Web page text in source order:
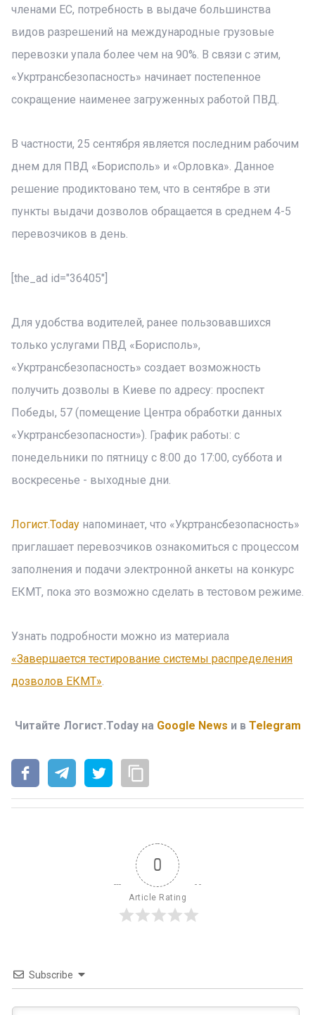
членами ЕС, потребность в выдаче большинства
видов разрешений на международные грузовые
перевозки упала более чем на 90%. В связи с этим,
«Укртрансбезопасность» начинает постепенное
сокращение наименее загруженных работой ПВД.
В частности, 25 сентября является последним рабочим
днем для ПВД «Борисполь» и «Орловка». Данное
решение продиктовано тем, что в сентябре в эти
пункты выдачи дозволов обращается в среднем 4-5
перевозчиков в день.
[the_ad id="36405"]
Для удобства водителей, ранее пользовавшихся
только услугами ПВД «Борисполь»,
«Укртрансбезопасность» создает возможность
получить дозволы в Киеве по адресу: проспект
Победы, 57 (помещение Центра обработки данных
«Укртрансбезопасности»). График работы: с
понедельники по пятницу с 8:00 до 17:00, суббота и
воскресенье - выходные дни.
Логист.Today напоминает, что «Укртрансбезопасность»
приглашает перевозчиков ознакомиться с процессом
заполнения и подачи электронной анкеты на конкурс
ЕКМТ, пока это возможно сделать в тестовом режиме.
Узнать подробности можно из материала
«Завершается тестирование системы распределения
дозволов ЕКМТ».
Читайте Логист.Today на Google News и в Telegram
0
Article Rating
Subscribe